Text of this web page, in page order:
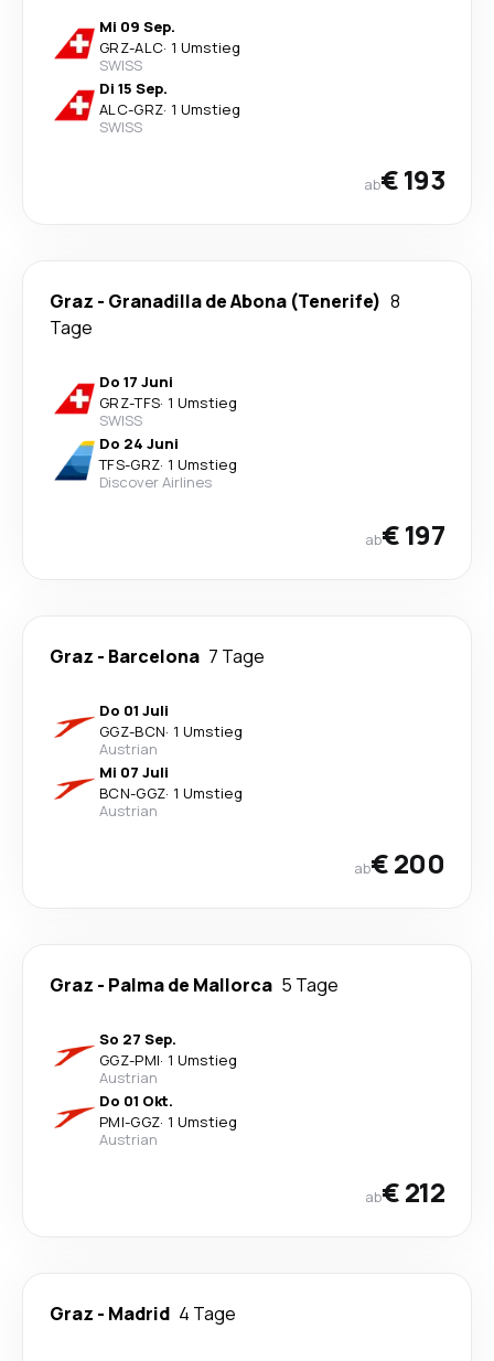
Mi 09 Sep.
GRZ-ALC· 1 Umstieg
SWISS
Di 15 Sep.
ALC-GRZ· 1 Umstieg
SWISS
ab€ 193
Graz - Granadilla de Abona (Tenerife) 8
Tage
Do 17 Juni
GRZ-TFS· 1 Umstieg
SWISS
Do 24 Juni
TFS-GRZ· 1 Umstieg
Discover Airlines
ab€ 197
Graz - Barcelona 7 Tage
Do 01 Juli
GGZ-BCN· 1 Umstieg
Austrian
Mi 07 Juli
BCN-GGZ· 1 Umstieg
Austrian
ab€ 200
Graz - Palma de Mallorca 5 Tage
So 27 Sep.
GGZ-PMI· 1 Umstieg
Austrian
Do 01 Okt.
PMI-GGZ· 1 Umstieg
Austrian
ab€ 212
Graz - Madrid 4 Tage